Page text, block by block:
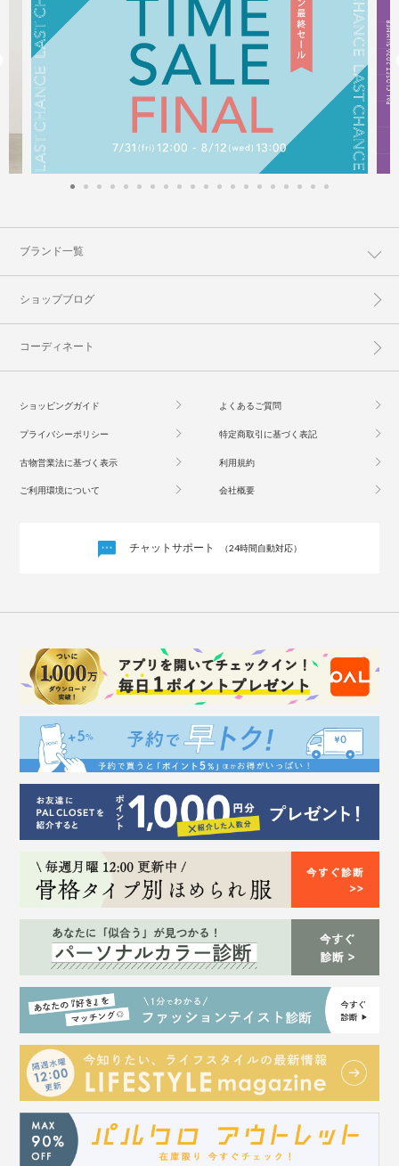
ブランド一覧
ショップブログ
コーディネート
ショッピングガイド よくあるご質問
プライバシーポリシー 特定商取引に基づく表記
古物営業法に基づく表示 利用規約
ご利用環境について 会社概要
チャットサポート （24時間自動対応）